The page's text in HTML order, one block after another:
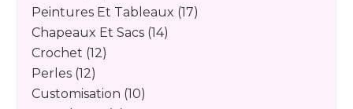
Peintures Et Tableaux (17)
Chapeaux Et Sacs (14)
Crochet (12)
Perles (12)
Customisation (10)